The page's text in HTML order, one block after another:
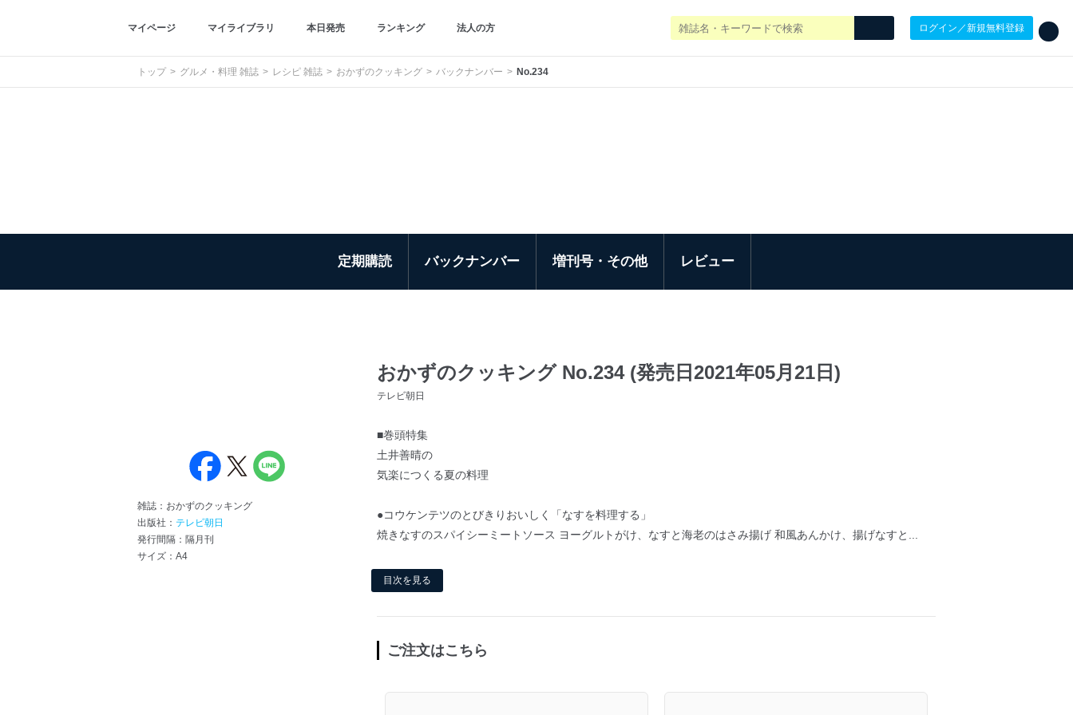
マイページ マイライブラリ 本日発売 ランキング 法人の方 ログイン／新規無料登録
トップ グルメ・料理 雑誌 レシピ 雑誌 おかずのクッキング バックナンバー No.234
定期購読 バックナンバー 増刊号・その他 レビュー
雑誌：おかずのクッキング
出版社： テレビ朝日
発行間隔：隔月刊
サイズ：A4
おかずのクッキング No.234 (発売日2021年05月21日)
テレビ朝日
■巻頭特集
土井善晴の
気楽につくる夏の料理
●コウケンテツのとびきりおいしく「なすを料理する」
焼きなすのスパイシーミートソース ヨーグルトがけ、なすと海老のはさみ揚げ 和風あんかけ、揚げなすと...
目次を見る
ご注文はこちら